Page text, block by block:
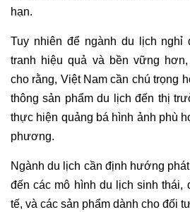
hạn.
Tuy nhiên để ngành du lịch nghỉ
tranh hiệu quả và bền vững hơn,
cho rằng, Việt Nam cần chú trọng
thông sản phẩm du lịch đến thị
thực hiện quảng bá hình ảnh phù
phương.
Ngành du lịch cần định hướng
đến các mô hình du lịch sinh thái,
tế, và các sản phẩm dành cho đối